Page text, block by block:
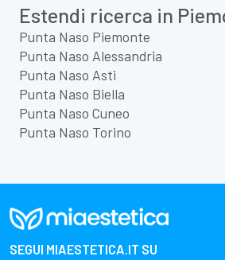
Estendi ricerca in
Punta Naso Piemonte
Punta Naso Alessandria
Punta Naso Asti
Punta Naso Biella
Punta Naso Cuneo
Punta Naso Torino
SEGUI MIAESTETICA.IT SU